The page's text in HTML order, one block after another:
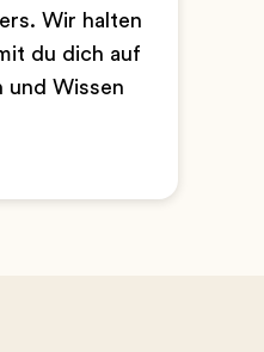
Wir halten
du dich auf
und Wissen